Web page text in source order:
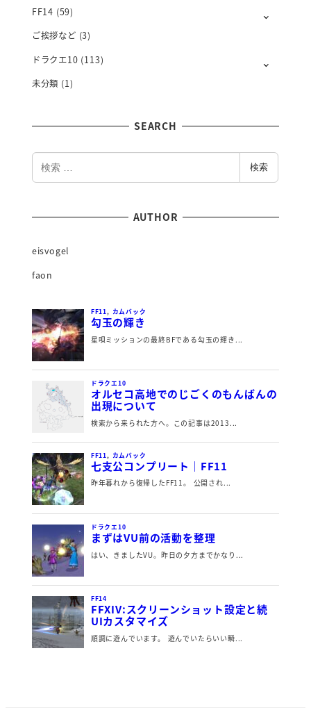
FF14 (59)
ご挨拶など (3)
ドラクエ10 (113)
未分類 (1)
SEARCH
検索
AUTHOR
eisvogel
faon